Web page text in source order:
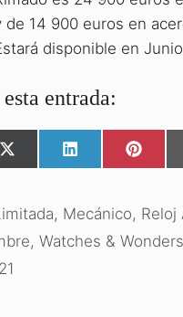
de 14 900 euros en
disponible en
entrada:
COMPARTIR
EN
COMPARTIR
EN
EN
, Mecánico, Reloj
, Watches & Wonders